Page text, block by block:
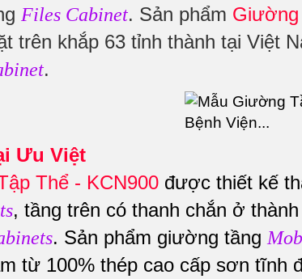
Files Cabinet. Sản phẩm Giường
trên khắp 63 tỉnh thành tại Việt
.
Ưu Việt
Thể - KCN900 được thiết kế
, tầng trên có thanh chắn ở
. Sản phẩm giường tầng
từ 100% thép cao cấp sơn tĩnh